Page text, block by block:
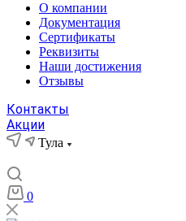
О компании
Документация
Сертификаты
Реквизиты
Наши достижения
Отзывы
Контакты
Акции
Тула
0